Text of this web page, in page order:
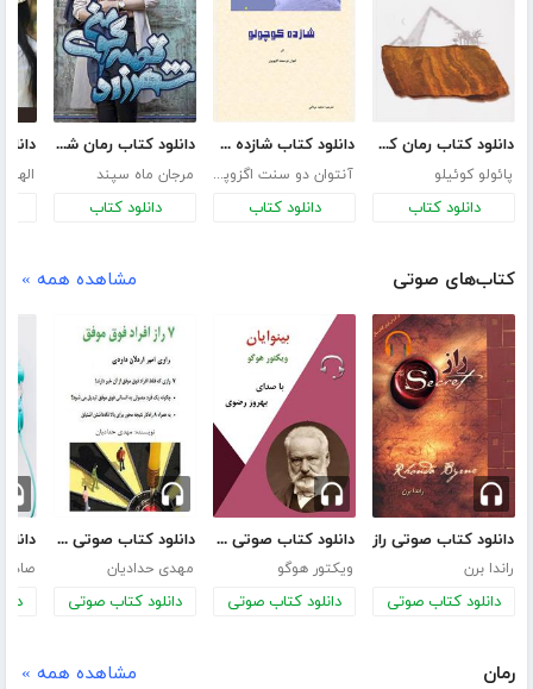
دانلود کتاب رمان کیمیاگر
پائولو کوئیلو
دانلود کتاب
دانلود کتاب شازده کوچولو
آنتوان دو سنت اگزوپری
دانلود کتاب
دانلود کتاب رمان شهرزاد قصه‌گوی من
مرجان ماه سپند
دانلود کتاب
کتاب‌های صوتی مشاهده همه »
دانلود کتاب صوتی راز
راندا برن
دانلود کتاب صوتی
دانلود کتاب صوتی بینوایان
ویکتور هوگو
دانلود کتاب صوتی
دانلود کتاب صوتی 7 راز افراد فوق موفق
مهدی حدادیان
دانلود کتاب صوتی
رمان مشاهده همه »